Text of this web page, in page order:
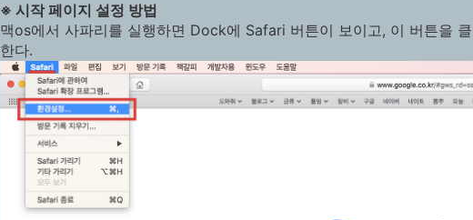
※ 시작 페이지 설정 방법
맥os에서 사파리를 실행하면 Dock에 Safari 버튼이 보이고, 이 버튼을
한다.